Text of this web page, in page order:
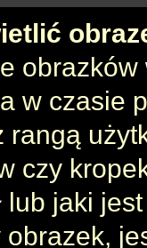
w czasie
rangą
czy
lub jaki